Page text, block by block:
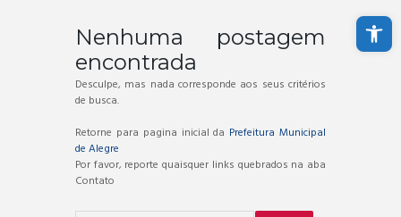
Abrir a barra de ferramentas
Nenhuma postagem
encontrada
Desculpe, mas nada corresponde aos seus critérios
de busca.
Retorne para pagina inicial da Prefeitura Municipal
de Alegre
Por favor, reporte quaisquer links quebrados na aba
Contato